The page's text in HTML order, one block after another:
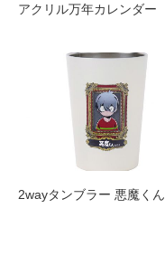
アクリル万年カレンダー
2wayタンブラー 悪魔くん